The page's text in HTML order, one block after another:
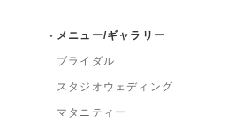
メニュー/ギャラリー
ブライダル
スタジオウェディング
マタニティー